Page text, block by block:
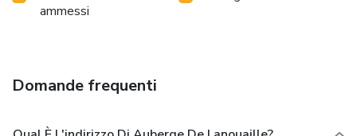
ammessi
Domande frequenti